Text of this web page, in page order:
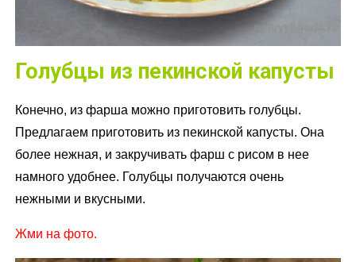
Голубцы из пекинской капусты
Конечно, из фарша можно приготовить голубцы.
Предлагаем приготовить из пекинской капусты. Она
более нежная, и закручивать фарш с рисом в нее
намного удобнее. Голубцы получаются очень
нежными и вкусными.
Жми на фото.